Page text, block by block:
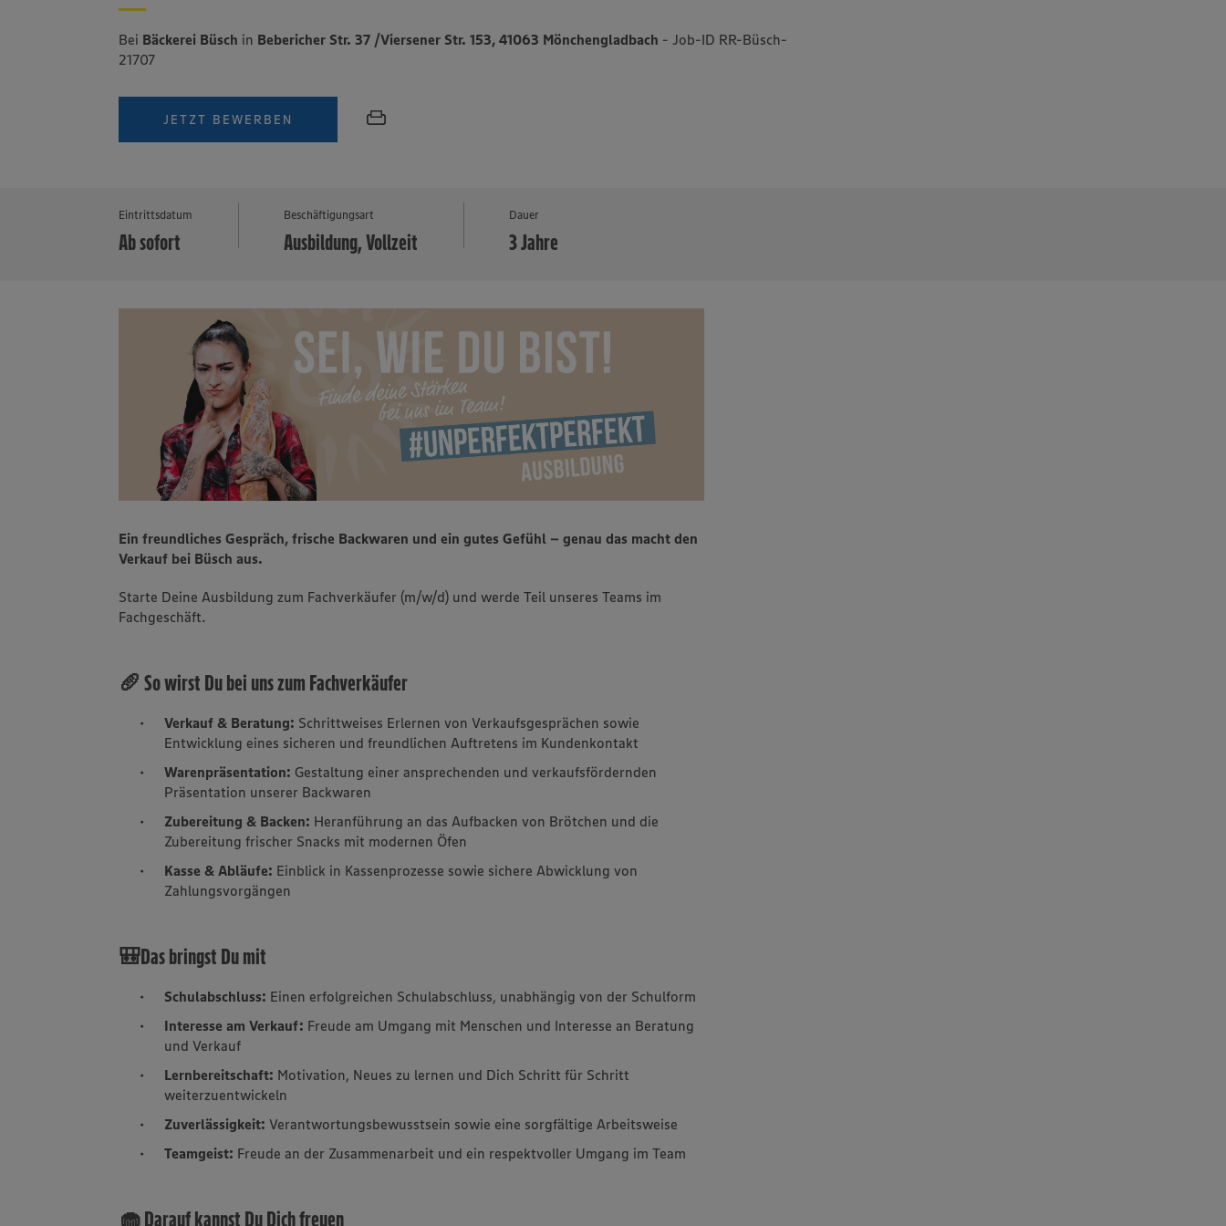
Bei Bäckerei Büsch in Bebericher Str. 37 /Viersener Str. 153, 41063 Mönchengladbach - Job-ID RR-Büsch-
21707
JETZT BEWERBEN
Eintrittsdatum
Ab sofort
Beschäftigungsart
Ausbildung, Vollzeit
Dauer
3 Jahre
Ein freundliches Gespräch, frische Backwaren und ein gutes Gefühl – genau das macht den
Verkauf bei Büsch aus.
Starte Deine Ausbildung zum Fachverkäufer (m/w/d) und werde Teil unseres Teams im
Fachgeschäft.
🥖 So wirst Du bei uns zum Fachverkäufer
Verkauf & Beratung: Schrittweises Erlernen von Verkaufsgesprächen sowie
Entwicklung eines sicheren und freundlichen Auftretens im Kundenkontakt
Warenpräsentation:Gestaltung einer ansprechenden und verkaufsfördernden
Präsentation unserer Backwaren
Zubereitung & Backen: Heranführung an das Aufbacken von Brötchen und die
Zubereitung frischer Snacks mit modernen Öfen
Kasse & Abläufe: Einblick in Kassenprozesse sowie sichere Abwicklung von
Zahlungsvorgängen
🎒Das bringst Du mit
Schulabschluss: Einen erfolgreichen Schulabschluss, unabhängig von der Schulform
Interesse am Verkauf: Freude am Umgang mit Menschen und Interesse an Beratung
und Verkauf
Lernbereitschaft: Motivation, Neues zu lernen und Dich Schritt für Schritt
weiterzuentwickeln
Zuverlässigkeit:Verantwortungsbewusstsein sowie eine sorgfältige Arbeitsweise
Teamgeist: Freude an der Zusammenarbeit und ein respektvoller Umgang im Team
🧁 Darauf kannst Du Dich freuen